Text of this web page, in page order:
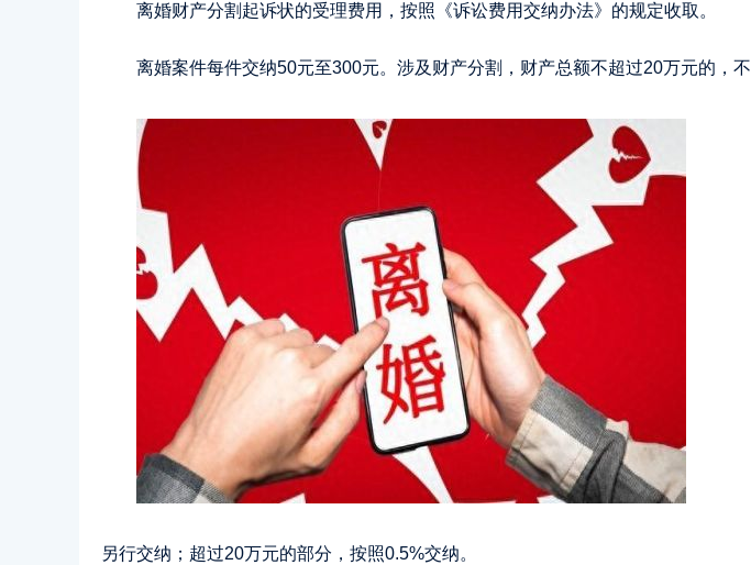
离婚财产分割起诉状的受理费用，按照《诉讼费用交纳办法》的规定收取。
离婚案件每件交纳50元至300元。涉及财产分割，财产总额不超过20万元的，不
另行交纳；超过20万元的部分，按照0.5%交纳。